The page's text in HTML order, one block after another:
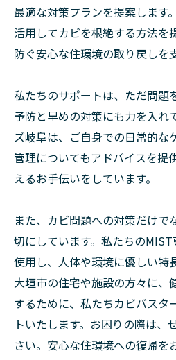
最適な対策プランを提案します
活用してカビを根絶する方法を
防ぐ安心な住環境の取り戻しを
私たちのサポートは、ただ問題
予防と早めの対策にも力を入れ
ズ岐阜は、ご自身での日常的な
管理についてもアドバイスを提
えるお手伝いをしています。
また、カビ問題への対策だけで
切にしています。私たちの
使用し、人体や環境に優しい特
大垣市の住宅や施設の方々に、
するために、私たちカビバスタ
トいたします。お困りの際は、
さい。安心な住環境への復帰を